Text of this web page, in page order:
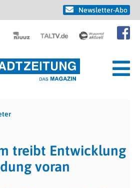
Newsletter-Abo
treibt Entwicklung
voran